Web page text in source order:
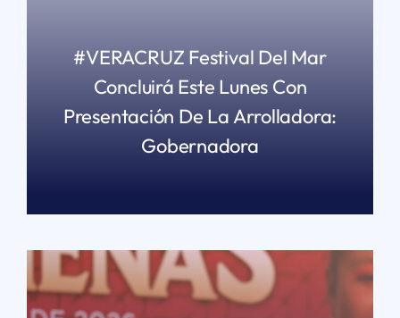
#VERACRUZ Festival Del Mar
Concluirá Este Lunes Con
Presentación De La Arrolladora:
Gobernadora